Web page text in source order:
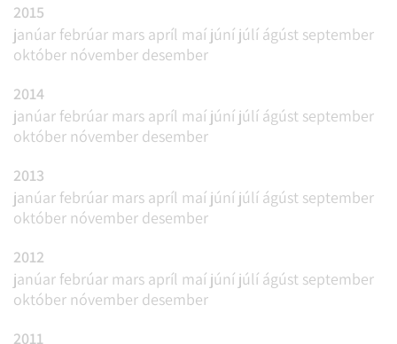
2015
janúar febrúar mars apríl maí júní júlí ágúst september
október nóvember desember
2014
janúar febrúar mars apríl maí júní júlí ágúst september
október nóvember desember
2013
janúar febrúar mars apríl maí júní júlí ágúst september
október nóvember desember
2012
janúar febrúar mars apríl maí júní júlí ágúst september
október nóvember desember
2011